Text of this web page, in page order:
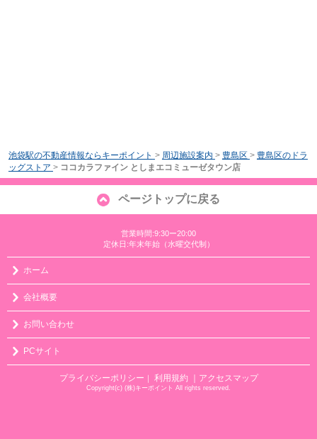
池袋駅の不動産情報ならキーポイント > 周辺施設案内 > 豊島区 > 豊島区のドラ
ッグストア > ココカラファイン としまエコミューゼタウン店
ページトップに戻る
営業時間:9:30ー20:00
定休日:年末年始（水曜交代制）
ホーム
会社概要
お問い合わせ
PCサイト
プライバシーポリシー ｜ 利用規約 ｜アクセスマップ
Copyright(c) (株)キーポイント All rights reserved.